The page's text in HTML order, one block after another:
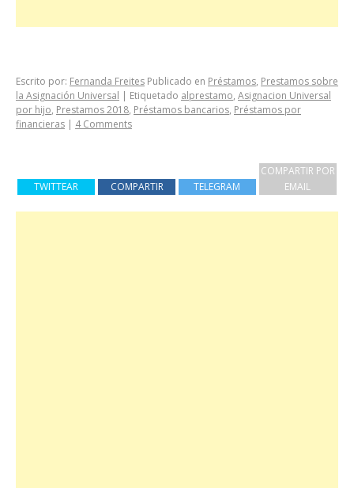
Escrito por: Fernanda Freites Publicado en Préstamos, Prestamos sobre
la Asignación Universal | Etiquetado alprestamo, Asignacion Universal
por hijo, Prestamos 2018, Préstamos bancarios, Préstamos por
financieras | 4 Comments
TWITTEAR COMPARTIR TELEGRAM
COMPARTIR POR
EMAIL